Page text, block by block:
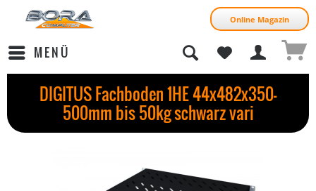
Online Magazin
MENÜ
DIGITUS Fachboden 1HE 44x482x350-
500mm bis 50kg schwarz vari